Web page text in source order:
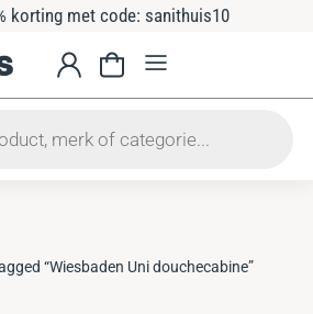
korting met code: sanithuis10
“Wiesbaden Uni douchecabine”